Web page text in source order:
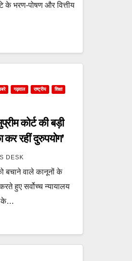
के भरण-पोषण और वित्तीय
गढ़वाल राष्ट्रीय शिक्षा
कोर्ट की बड़ी
कर रहीं दुरुपयोग’
DESK
बचाने वाले कानूनों के
हुए सर्वोच्च न्यायालय
के…